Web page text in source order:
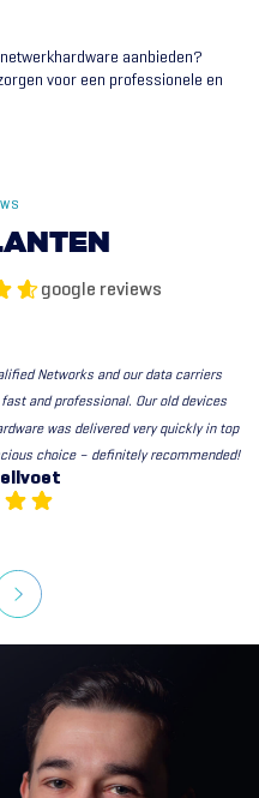
aanbieden?
voor een professionele en
google reviews
Networks and our data carriers
and professional. Our old devices
was delivered very quickly in top
choice – definitely recommended!